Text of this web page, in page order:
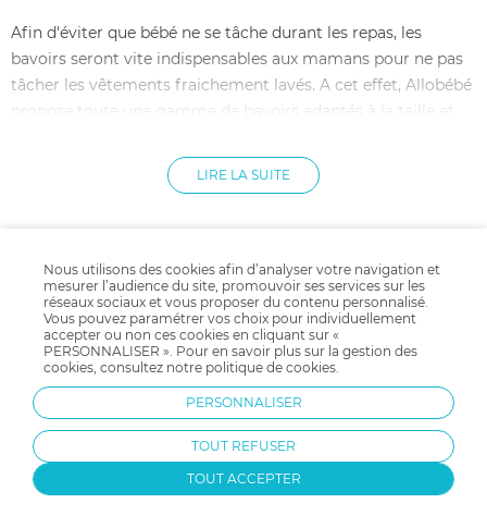
Afin d'éviter que bébé ne se tâche durant les repas, les
bavoirs seront vite indispensables aux mamans pour ne pas
tâcher les vêtements fraichement lavés. A cet effet, Allobébé
propose toute une gamme de bavoirs adaptés à la taille et
avec ramasse miettes, bavoir rigide, bavoirs jetables…Grâce à
cette gamme de bavoirs, les repas deviendront un vrai
LIRE LA SUITE
Livraison gratuite
dès 59.9€ d'achat
Payer en plusieurs fois
avec Klarna
Nous utilisons des cookies afin d’analyser votre navigation et
mesurer l’audience du site, promouvoir ses services sur les
réseaux sociaux et vous proposer du contenu personnalisé.
Vous pouvez paramétrer vos choix pour individuellement
accepter ou non ces cookies en cliquant sur «
PERSONNALISER ». Pour en savoir plus sur la gestion des
cookies, consultez notre politique de cookies.
PERSONNALISER
TOUT REFUSER
TOUT ACCEPTER